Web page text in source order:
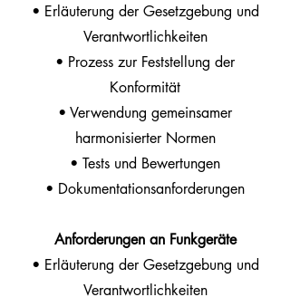
• Erläuterung der Gesetzgebung und
Verantwortlichkeiten
• Prozess zur Feststellung der
Konformität
• Verwendung gemeinsamer
harmonisierter Normen
• Tests und Bewertungen
• Dokumentationsanforderungen
Anforderungen an Funkgeräte
• Erläuterung der Gesetzgebung und
Verantwortlichkeiten